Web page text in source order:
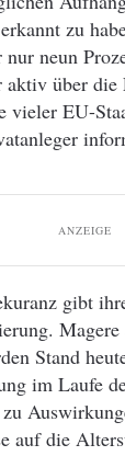
zu
neun
aktiv über die
vieler EU-
ANZEIGE
gibt
Stand
im Laufe
auf die